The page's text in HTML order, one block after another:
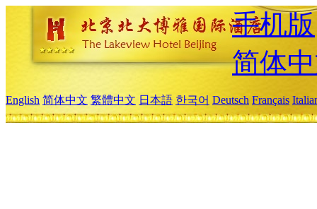
手机版
简体
English 简体中文 繁體中文 日本語 한국어 Deutsch Français